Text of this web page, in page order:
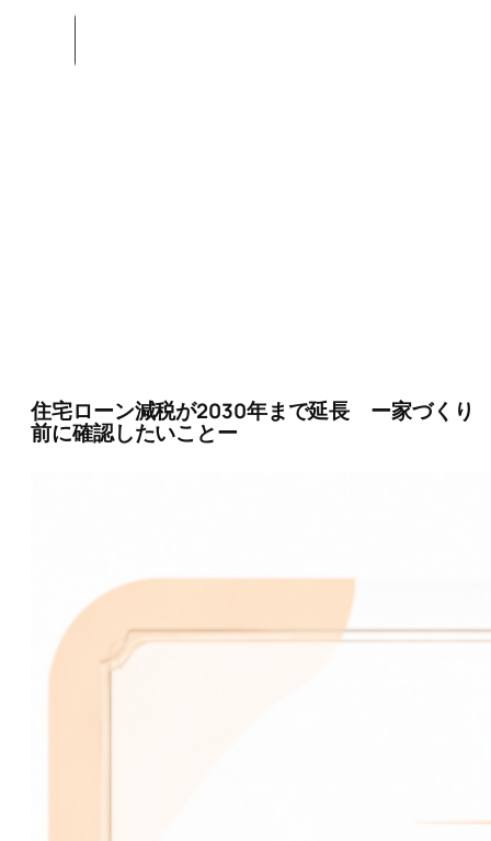
住宅ローン減税が2030年まで延長 ー家づくり
前に確認したいことー